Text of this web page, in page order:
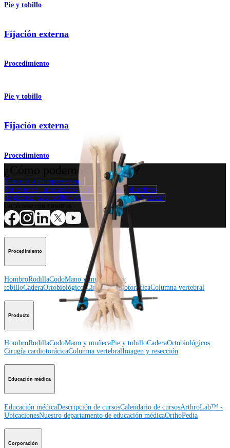
Pie y tobillo
Fijación externa
Procedimiento
Pie y tobillo
Fijación externa
Procedimiento
¿Cómo podemos ayudarlo?
Contacte a un representante
Ver eventos, laboratorios y oportunidades educativas
Regístrese para recibir: ¿Qué hay de nuevo en Arthrex?
Procedimiento
HombroRodillaCodoMano y muñeca
Pie y
tobilloCaderaOrtobiológicos Cirugía cardiotorácicaColumna vertebral
Producto
HombroRodillaCodoMano y muñecaPie y tobilloCaderaOrtobiológicos
Cirugía cardiotorácicaColumna vertebralImagen y resección
Educación médica
Educación médicaDescripción de cursosCalendario de cursosArthroLab™ -
UbicacionesNuestro departamento de educación médicaOrthoPedia
Corporación